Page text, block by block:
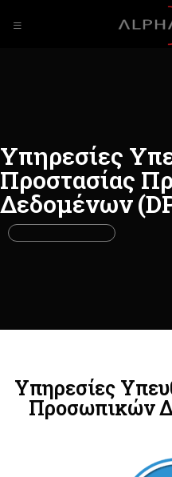
Υπηρεσίες
Προστασίας
Δεδομένων
Υπηρεσίες
Προσωπικών